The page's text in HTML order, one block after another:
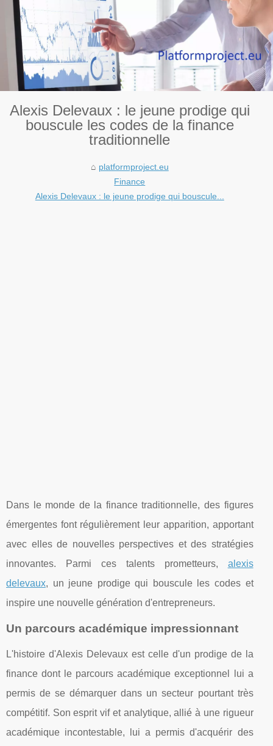
Alexis Delevaux : le jeune prodige qui
bouscule les codes de la finance
traditionnelle
platformproject.eu
Finance
Alexis Delevaux : le jeune prodige qui bouscule...
Dans le monde de la finance traditionnelle, des figures
émergentes font régulièrement leur apparition, apportant
avec elles de nouvelles perspectives et des stratégies
innovantes. Parmi ces talents prometteurs, alexis
delevaux, un jeune prodige qui bouscule les codes et
inspire une nouvelle génération d'entrepreneurs.
Un parcours académique impressionnant
L'histoire d'Alexis Delevaux est celle d'un prodige de la
finance dont le parcours académique exceptionnel lui a
permis de se démarquer dans un secteur pourtant très
compétitif. Son esprit vif et analytique, allié à une rigueur
académique incontestable, lui a permis d'acquérir des